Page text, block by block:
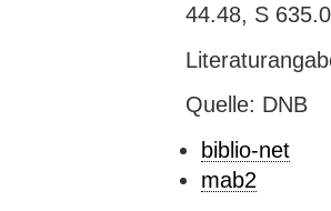
44.48, S
Quelle: DNB
biblio-net
mab2